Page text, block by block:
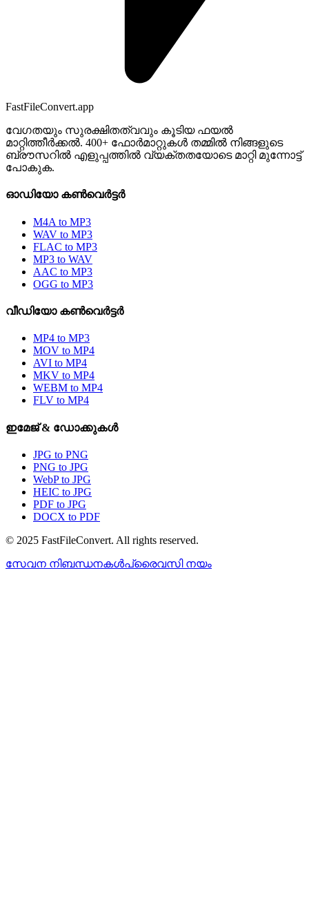
FastFileConvert.app
വേഗതയും സുരക്ഷിതത്വവും കൂടിയ ഫയൽ
മാറ്റിത്തീർക്കൽ. 400+ ഫോർമാറ്റുകൾ തമ്മിൽ നിങ്ങളുടെ
ബ്രൗസറിൽ എളുപ്പത്തിൽ വ്യക്തതയോടെ മാറ്റി മുന്നോട്ട്
പോകുക.
ഓഡിയോ കൺവെർട്ടർ
M4A to MP3
WAV to MP3
FLAC to MP3
MP3 to WAV
AAC to MP3
OGG to MP3
വീഡിയോ കൺവെർട്ടർ
MP4 to MP3
MOV to MP4
AVI to MP4
MKV to MP4
WEBM to MP4
FLV to MP4
ഇമേജ് & ഡോക്കുകൾ
JPG to PNG
PNG to JPG
WebP to JPG
HEIC to JPG
PDF to JPG
DOCX to PDF
© 2025 FastFileConvert. All rights reserved.
സേവന നിബന്ധനകൾപ്രൈവസി നയം